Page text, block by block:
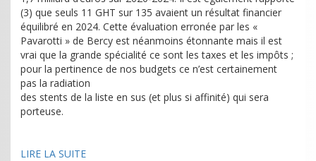
(3) que seuls 11 GHT sur 135 avaient un résultat financier
équilibré en 2024. Cette évaluation erronée par les «
Pavarotti » de Bercy est néanmoins étonnante mais il est
vrai que la grande spécialité ce sont les taxes et les impôts ;
pour la pertinence de nos budgets ce n’est certainement
pas la radiation
des stents de la liste en sus (et plus si affinité) qui sera
porteuse.
LIRE LA SUITE